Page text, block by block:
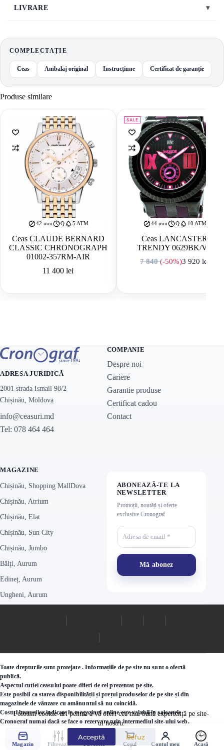
Folosim cookie-uri pentru a vă oferi cea mai bună experiență pe site-
ul nostru.
Acceptă Refuz
LIVRARE ▾
COMPLECTAȚIE
Ceas Ambalaj original Instrucțiune Certificat de garanție
Produse similare
42 mm Q 5 ATM
Ceas CLAUDE BERNARD
CLASSIC CHRONOGRAPH
01002-357RM-AIR
11 400lei
SALE
44 mm Q 10 ATM
Ceas LANCASTER
TRENDY 0629BK/VL
7 840(-50%)
Prețul inițial a
3 920 lei
Prețul curent
ADRESA JURIDICĂ
2001 strada Ismail 98/2
Chișinău, Moldova
info@ceasuri.md
Tel: 078 464 464
COMPANIE
Despre noi
Cariere
Garantie produse
Certificat cadou
Contact
MAGAZINE
Chișinău, Shopping MallDova
Chișinău, Atrium
Chișinău, Elat
Chișinău, Sun City
Chișinău, Jumbo
Bălți, Aurum
Edineț, Aurum
Ungheni, Aurum
ABONEAZĂ-TE LA
NEWSLETTER
Promoții, noutăți și oferte
exclusive Cronograf
Toate drepturile sunt protejate . Informațiile de pe site nu sunt o ofertă
publică.
Aspectul cutiei ceasului poate diferi de cel prezentat pe site.
Este posibil ca starea disponibilității și prețul produselor de pe site și din
magazinele de vânzare cu amănuntul să nu coincidă.
Costul bunurilor indicate în magazinul online este valabil în saloanele
Cronograf numai dacă se face o rezervare prin intermediul site-ului web.
©2000 - 2026 Ceasuri.md
Magazin Filtrează Coșul Contul meu Acasă